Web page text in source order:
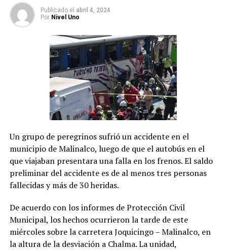
Publicado el abril 4, 2024
Por Nivel Uno
Un grupo de peregrinos sufrió un accidente en el
municipio de Malinalco, luego de que el autobús en el
que viajaban presentara una falla en los frenos. El saldo
preliminar del accidente es de al menos tres personas
fallecidas y más de 30 heridas.
De acuerdo con los informes de Protección Civil
Municipal, los hechos ocurrieron la tarde de este
miércoles sobre la carretera Joquicingo – Malinalco, en
la altura de la desviación a Chalma. La unidad,